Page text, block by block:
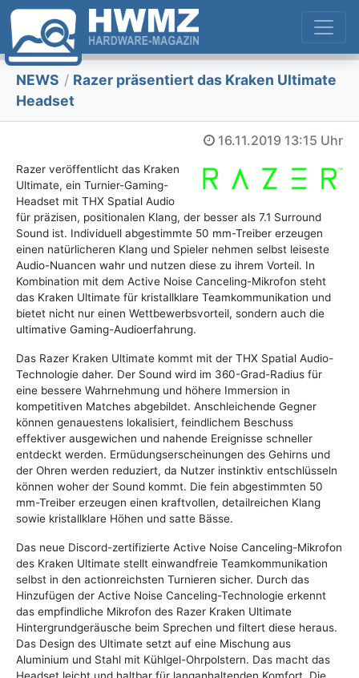
NEWS / Razer präsentiert das Kraken Ultimate
Headset
16.11.2019 13:15 Uhr
Razer veröffentlicht das Kraken
Ultimate, ein Turnier-Gaming-
Headset mit THX Spatial Audio
für präzisen, positionalen Klang, der besser als 7.1 Surround
Sound ist. Individuell abgestimmte 50 mm-Treiber erzeugen
einen natürlicheren Klang und Spieler nehmen selbst leiseste
Audio-Nuancen wahr und nutzen diese zu ihrem Vorteil. In
Kombination mit dem Active Noise Canceling-Mikrofon steht
das Kraken Ultimate für kristallklare Teamkommunikation und
bietet nicht nur einen Wettbewerbsvorteil, sondern auch die
ultimative Gaming-Audioerfahrung.
Das Razer Kraken Ultimate kommt mit der THX Spatial Audio-
Technologie daher. Der Sound wird im 360-Grad-Radius für
eine bessere Wahrnehmung und höhere Immersion in
kompetitiven Matches abgebildet. Anschleichende Gegner
können genauestens lokalisiert, feindlichem Beschuss
effektiver ausgewichen und nahende Ereignisse schneller
entdeckt werden. Ermüdungserscheinungen des Gehirns und
der Ohren werden reduziert, da Nutzer instinktiv entschlüsseln
können woher der Sound kommt. Die fein abgestimmten 50
mm-Treiber erzeugen einen kraftvollen, detailreichen Klang
sowie kristallklare Höhen und satte Bässe.
Das neue Discord-zertifizierte Active Noise Canceling-Mikrofon
des Kraken Ultimate stellt einwandfreie Teamkommunikation
selbst in den actionreichsten Turnieren sicher. Durch das
Hinzufügen der Active Noise Canceling-Technologie erkennt
das empfindliche Mikrofon des Razer Kraken Ultimate
Hintergrundgeräusche beim Sprechen und filtert diese heraus.
Das Design des Ultimate setzt auf eine Mischung aus
Aluminium und Stahl mit Kühlgel-Ohrpolstern. Das macht das